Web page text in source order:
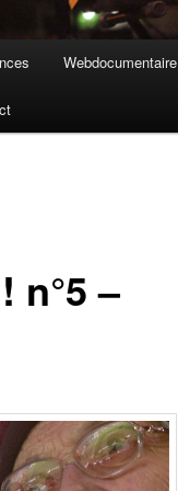
Webdocumentaire
n°5 –